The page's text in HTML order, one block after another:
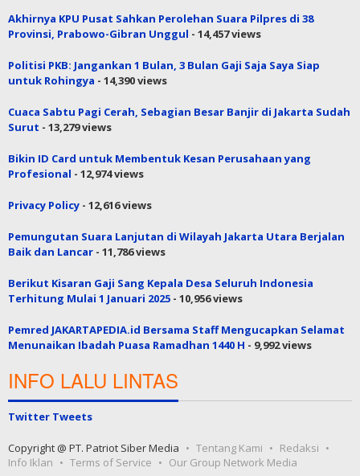
Mutasi Tujuh Pejabat Eselon II di Lingkungan Pemprov DKI
Jakarta, Berikut Susunan yang Dirotasi…- 21,948 views
Ganjar-Mahfud Resmi Daftarkan Gugatan Sengketa Pilpres
2024 di MK- 14,513 views
Akhirnya KPU Pusat Sahkan Perolehan Suara Pilpres di 38
Provinsi, Prabowo-Gibran Unggul
Politisi PKB: Jangankan 1 Bulan, 3 Bulan Gaji Saja Saya Siap
untuk Rohingya- 14,390 views
Cuaca Sabtu Pagi Cerah, Sebagian Besar Banjir di Jakarta Sudah
Bikin ID Card untuk Membentuk Kesan Perusahaan yang
Privacy Policy- 12,616 views
Pemungutan Suara Lanjutan di Wilayah Jakarta Utara Berjalan
Baik dan Lancar- 11,786 views
Berikut Kisaran Gaji Sang Kepala Desa Seluruh Indonesia
Terhitung Mulai 1 Januari 2025- 10,956 views
Pemred JAKARTAPEDIA.id Bersama Staff Mengucapkan Selamat